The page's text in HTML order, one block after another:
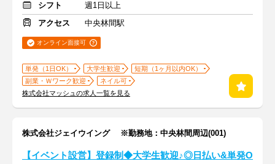
シフト
週1日以上
アクセス
中央林間駅
オンライン面接可
単発（1日OK） 大学生歓迎
短期（1ヶ月以内OK）
副業・Ｗワーク歓迎
ネイル可
株式会社マッシュの求人一覧を見る
株式会社ジェイウイング ※勤務地：中央林間周辺(001)
【イベント設営】登録制◆大学生歓迎♪◎日払い&単発O